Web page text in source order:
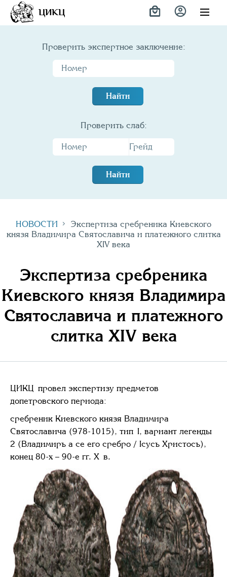
ЦИКЦ
Проверить экспертное заключение:
Найти
Проверить слаб:
Найти
НОВОСТИ
Экспертиза сребреника Киевского
князя Владимира Святославича и платежного слитка
XIV века
Экспертиза сребреника
Киевского князя Владимира
Святославича и платежного
слитка XIV века
ЦИКЦ провел экспертизу предметов
допетровского периода:
сребреник Киевского князя Владимира
Святославича (978-1015), тип I, вариант легенды
2 (Владимиръ а се его сребро / Iсусъ Христосъ),
конец 80-х – 90-е гг. X в.